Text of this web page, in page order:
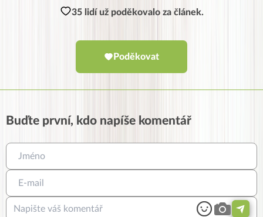
35 lidí už poděkovalo za článek.
Poděkovat
Buďte první, kdo napíše komentář